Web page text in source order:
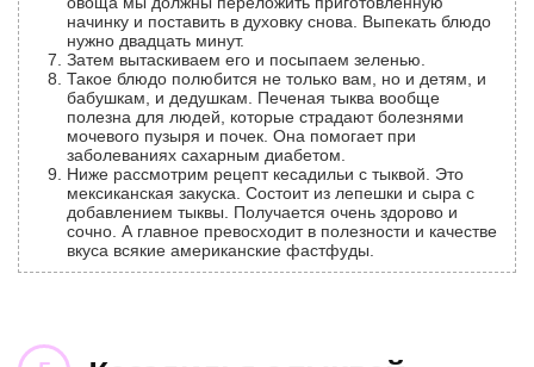
начинку и поставить в духовку снова. Выпекать блюдо
нужно двадцать минут.
Затем вытаскиваем его и посыпаем зеленью.
Такое блюдо полюбится не только вам, но и детям, и
бабушкам, и дедушкам. Печеная тыква вообще
полезна для людей, которые страдают болезнями
мочевого пузыря и почек. Она помогает при
заболеваниях сахарным диабетом.
Ниже рассмотрим рецепт кесадильи с тыквой. Это
мексиканская закуска. Состоит из лепешки и сыра с
добавлением тыквы. Получается очень здорово и
сочно. А главное превосходит в полезности и качестве
вкуса всякие американские фастфуды.